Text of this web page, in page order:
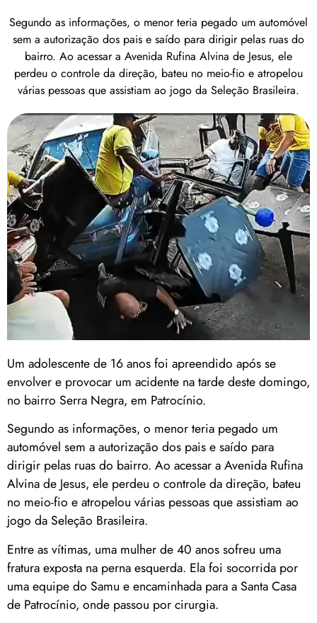
Segundo as informações, o menor teria pegado um automóvel
sem a autorização dos pais e saído para dirigir pelas ruas do
bairro. Ao acessar a Avenida Rufina Alvina de Jesus, ele
perdeu o controle da direção, bateu no meio-fio e atropelou
várias pessoas que assistiam ao jogo da Seleção Brasileira.
Um adolescente de 16 anos foi apreendido após se
envolver e provocar um acidente na tarde deste domingo,
no bairro Serra Negra, em Patrocínio.
Segundo as informações, o menor teria pegado um
automóvel sem a autorização dos pais e saído para
dirigir pelas ruas do bairro. Ao acessar a Avenida Rufina
Alvina de Jesus, ele perdeu o controle da direção, bateu
no meio-fio e atropelou várias pessoas que assistiam ao
jogo da Seleção Brasileira.
Entre as vítimas, uma mulher de 40 anos sofreu uma
fratura exposta na perna esquerda. Ela foi socorrida por
uma equipe do Samu e encaminhada para a Santa Casa
de Patrocínio, onde passou por cirurgia.